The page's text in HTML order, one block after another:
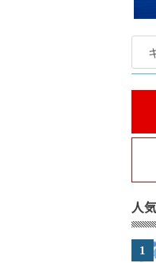
人